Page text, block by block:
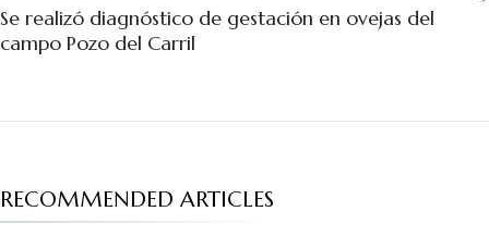
Se realizó diagnóstico de gestación en ovejas del
campo Pozo del Carril
RECOMMENDED ARTICLES